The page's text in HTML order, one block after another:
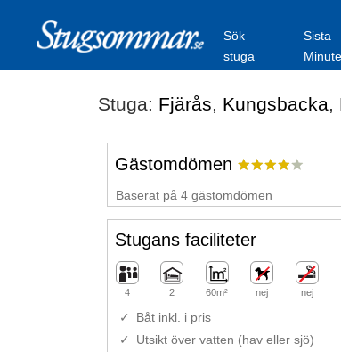
Sök
stuga
Sista
Stuga: Fjärås, Kungsbacka,
Gästomdömen
Baserat på 4 gästomdömen
Stugans faciliteter
4 2 60m² nej nej
Båt inkl. i pris
Utsikt över vatten (hav eller sjö)